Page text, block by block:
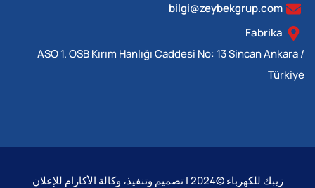
bilgi@zeybekgrup.com
Fabrika
ASO 1. OSB Kırım Hanlığı Caddesi No: 13 Sincan Ankara /
Türkiye
زيبك للكهرباء ©2024 | تصميم وتنفيذ، وكالة الأكازام للإعلان